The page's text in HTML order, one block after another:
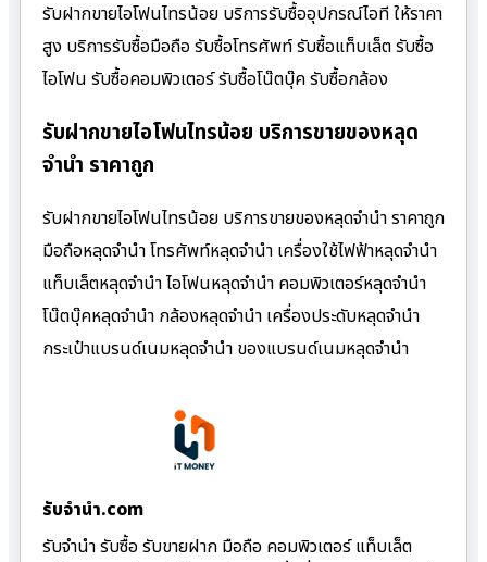
รับฝากขายไอโฟนไทรน้อย บริการรับซื้ออุปกรณ์ไอที ให้ราคา
สูง บริการรับซื้อมือถือ รับซื้อโทรศัพท์ รับซื้อแท็บเล็ต รับซื้อ
ไอโฟน รับซื้อคอมพิวเตอร์ รับซื้อโน๊ตบุ๊ค รับซื้อกล้อง
รับฝากขายไอโฟนไทรน้อย บริการขายของหลุด
จำนำ ราคาถูก
รับฝากขายไอโฟนไทรน้อย บริการขายของหลุดจำนำ ราคาถูก
มือถือหลุดจำนำ โทรศัพท์หลุดจำนำ เครื่องใช้ไฟฟ้าหลุดจำนำ
แท็บเล็ตหลุดจำนำ ไอโฟนหลุดจำนำ คอมพิวเตอร์หลุดจำนำ
โน๊ตบุ๊คหลุดจำนำ กล้องหลุดจำนำ เครื่องประดับหลุดจำนำ
กระเป๋าแบรนด์เนมหลุดจำนำ ของแบรนด์เนมหลุดจำนำ
รับจํานํา.com
รับจำนำ รับซื้อ รับขายฝาก มือถือ คอมพิวเตอร์ แท็บเล็ต